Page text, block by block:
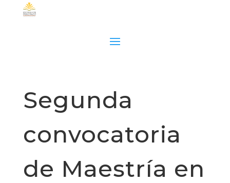
Segunda
convocatoria
de Maestría en